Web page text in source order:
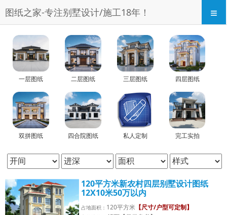
图纸之家-专注别墅设计/施工18年！ ≡
一层图纸 二层图纸 三层图纸 四层图纸
双拼图纸 四合院图纸 私人定制 完工实拍
120平方米新农村四层别墅设计图纸
12X10米50万以内
占地面积： 120平方米 【尺寸/户型可定制】